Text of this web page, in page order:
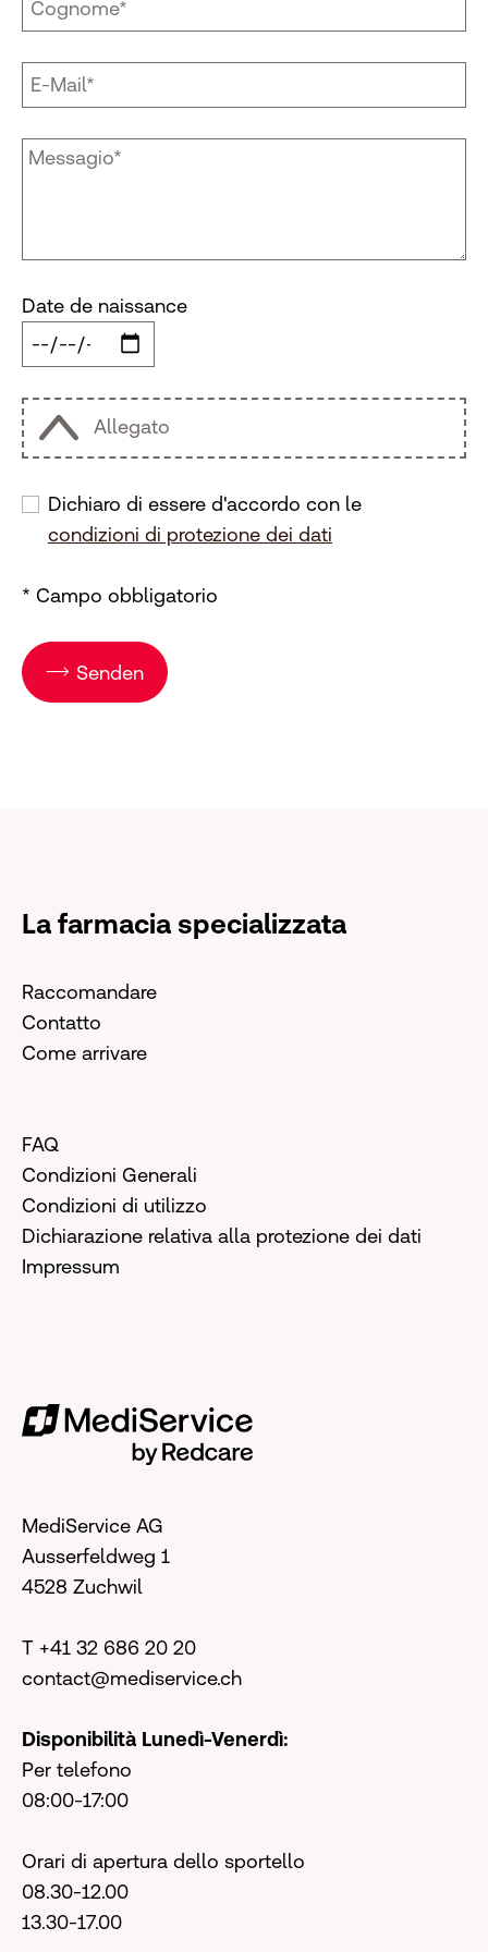
Date de naissance
Allegato
Protezione dei dati
Dichiaro di essere d'accordo con le
condizioni di protezione dei dati
* Campo obbligatorio
Senden
La farmacia specializzata
Raccomandare
Contatto
Come arrivare
FAQ
Condizioni Generali
Condizioni di utilizzo
Dichiarazione relativa alla protezione dei dati
Impressum
MediService AG
Ausserfeldweg 1
4528 Zuchwil
T +41 32 686 20 20
contact@mediservice.ch
Disponibilità Lunedì-Venerdì:
Per telefono
08:00-17:00
Orari di apertura dello sportello
08.30-12.00
13.30-17.00